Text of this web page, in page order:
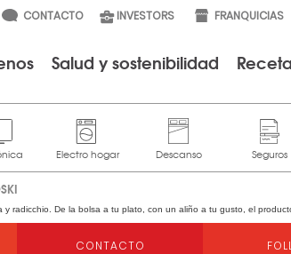
CONTACTO INVESTORS FRANQUICIAS
Salud y sostenibilidad
De la bolsa a tu plato, con un aliño a tu gusto, el
CONTACTO